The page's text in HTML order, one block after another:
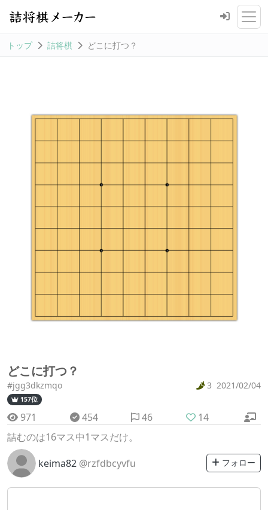
トップ 詰将棋 どこに打つ？
どこに打つ？
#jgg3dkzmqo 3 2021/02/04
157位
971 454 46
14
詰むのは16マス中1マスだけ。
keima82 @rzfdbcyvfu フォロー